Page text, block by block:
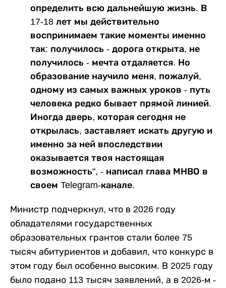
определить всю дальнейшую жизнь. В
17-18 лет мы действительно
воспринимаем такие моменты именно
так: получилось - дорога открыта, не
получилось - мечта отдаляется. Но
образование научило меня, пожалуй,
одному из самых важных уроков - путь
человека редко бывает прямой линией.
Иногда дверь, которая сегодня не
открылась, заставляет искать другую и
именно за ней впоследствии
оказывается твоя настоящая
возможность", - написал глава МНВО в
своем Telegram-канале.
Министр подчеркнул, что в 2026 году
обладателями государственных
образовательных грантов стали более 75
тысяч абитуриентов и добавил, что конкурс в
этом году был особенно высоким. В 2025 году
было подано 113 тысяч заявлений, а в 2026-м -